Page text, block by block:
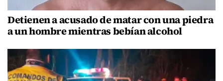
Detienen a acusado de matar con una piedra
a un hombre mientras bebían alcohol